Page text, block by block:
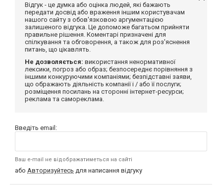
Відгук - це думка або оцінка людей, які бажають
передати досвід або враження іншим користувачам
нашого сайту з обов'язковою аргументацією
залишеного відгука. Це допоможе багатьом прийняти
правильне рішення. Коментарі призначені для
спілкування та обговорення, а також для роз'яснення
питань, що цікавлять.
Не дозволяється: використання ненормативної
лексики, погроз або образ; безпосереднє порівняння з
іншими конкуруючими компаніями; безпідставні заяви,
що ображають діяльність компанії і / або її послуги;
розміщення посилань на сторонні інтернет-ресурси;
реклама та самореклама.
Введіть email:
Ваш e-mail не відображатиметься на сайті
або Авторизуйтесь для написання відгуку